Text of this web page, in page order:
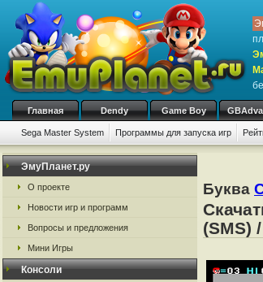
Главная Dendy Game Boy
Sega Master System Программы для запуска игр
ЭмуПланет.ру
О проекте
Новости игр и программ
Вопросы и предложения
Мини Игры
Консоли
Буква
(SMS)